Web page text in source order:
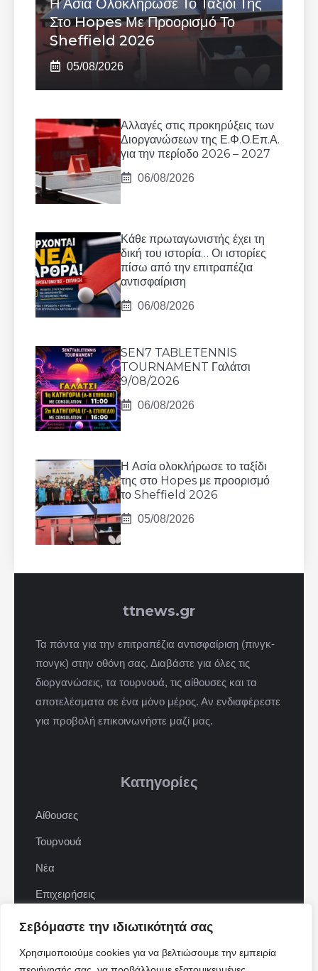
Σεβόμαστε την ιδιωτικότητά σας
Χρησιμοποιούμε cookies για να βελτιώσουμε την εμπειρία
Στο Hopes Με Προορισμό Το
Sheffield 2026
05/08/2026
Αλλαγές στις προκηρύξεις των
Διοργανώσεων της Ε.Φ.Ο.Επ.Α.
για την περίοδο 2026 – 2027
06/08/2026
Κάθε πρωταγωνιστής έχει τη
δική του ιστορία… Οι ιστορίες
πίσω από την επιτραπέζια
αντισφαίριση
06/08/2026
SEN7 TABLETENNIS
TOURNAMENT Γαλάτσι
9/08/2026
06/08/2026
Η Ασία ολοκλήρωσε το ταξίδι
της στο Hopes με προορισμό
το Sheffield 2026
05/08/2026
ttnews.gr
Τα πάντα για την επιτραπέζια αντισφαίριση (πινγκ-
πονγκ) στην οθόνη σας. Διαβάστε για όλες τις
διοργανώσεις, τα τουρνουά, τις αίθουσες και τα
αποτελέσματα σε ένα μόνο μέρος. Αν ενδιαφέρεστε
για προβολή επικοινωνήστε μαζί μας.
Κατηγορίες
Αίθουσες
Τουρνουά
Νέα
Επιχειρήσεις
ΠΟΦΕΠΑ
ΕΦΟΕΠΑ